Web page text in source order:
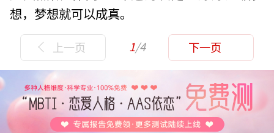
想，梦想就可以成真。
上一页 1/4 下一页